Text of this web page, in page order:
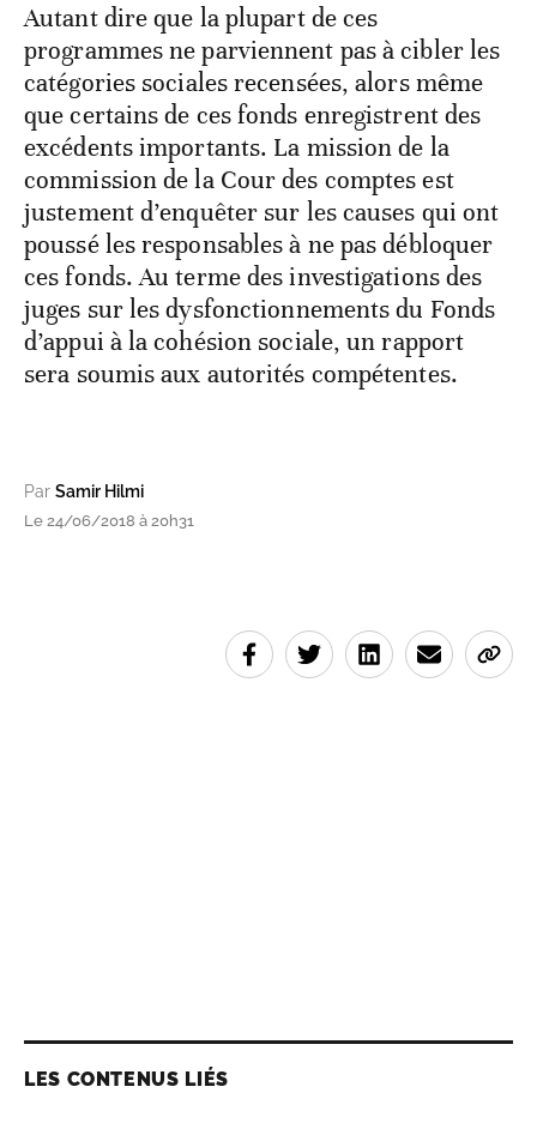
Autant dire que la plupart de ces
programmes ne parviennent pas à cibler les
catégories sociales recensées, alors même
que certains de ces fonds enregistrent des
excédents importants. La mission de la
commission de la Cour des comptes est
justement d’enquêter sur les causes qui ont
poussé les responsables à ne pas débloquer
ces fonds. Au terme des investigations des
juges sur les dysfonctionnements du Fonds
d’appui à la cohésion sociale, un rapport
sera soumis aux autorités compétentes.
Par Samir Hilmi
Le 24/06/2018 à 20h31
LES CONTENUS LIÉS